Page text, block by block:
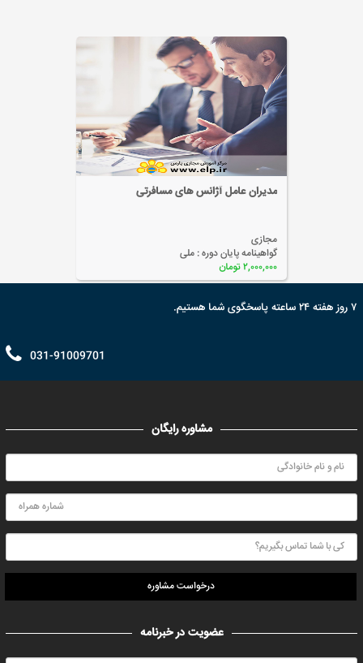
پکیج جامع گردشگری
گواهینامه پایان دوره :
۷ روز هفته ۲۴ ساعته پاسخگوی شما هستیم.
031-91009701
مشاوره رایگان
درخواست مشاوره
عضویت در خبرنامه